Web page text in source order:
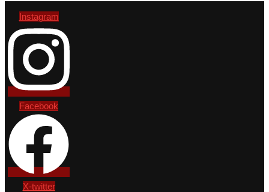
Instagram
Facebook
X-twitter